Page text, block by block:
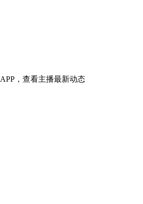
，查看主播最新动态